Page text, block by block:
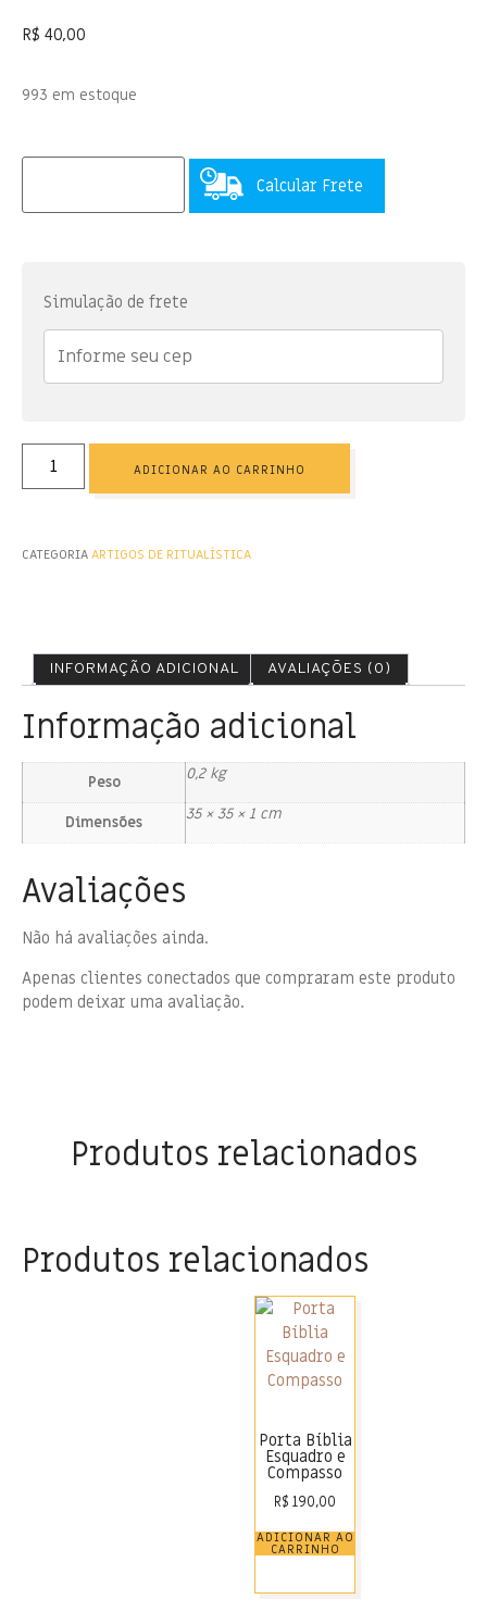
R$ 40,00
993 em estoque
Calcular Frete
Simulação de frete
ADICIONAR AO CARRINHO
CATEGORIAARTIGOS DE RITUALÍSTICA
INFORMAÇÃO ADICIONAL AVALIAÇÕES (0)
Informação adicional
Peso 0,2 kg
Dimensões 35 × 35 × 1 cm
Avaliações
Não há avaliações ainda.
Apenas clientes conectados que compraram este produto
podem deixar uma avaliação.
Produtos relacionados
Produtos relacionados
Porta Bíblia
Esquadro e
Compasso
R$ 190,00
ADICIONAR AO
CARRINHO